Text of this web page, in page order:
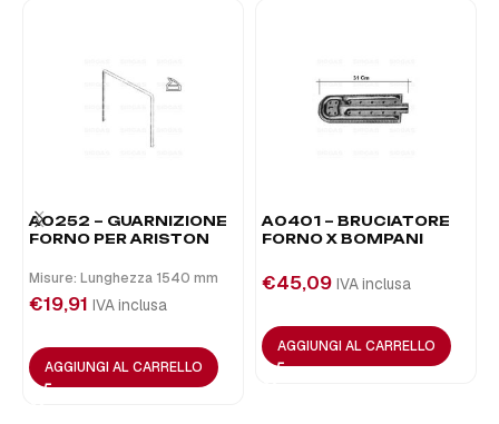
A0252 – GUARNIZIONE
FORNO PER ARISTON
Misure: Lunghezza 1540 mm
€19,91 IVA inclusa
AGGIUNGI AL CARRELLO
A0401 – BRUCIATORE
FORNO X BOMPANI
€45,09 IVA inclusa
AGGIUNGI AL CARRELLO